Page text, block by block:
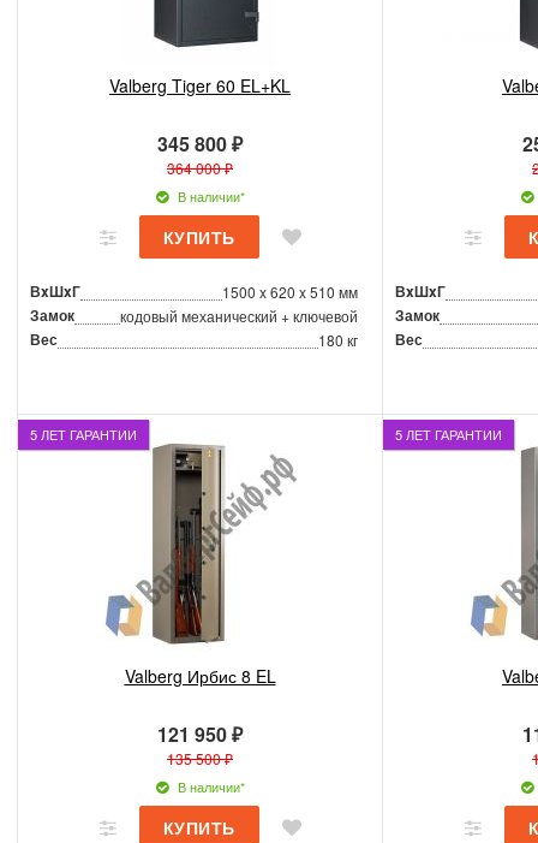
Valberg Tiger 60 EL+KL
345 800 ₽
364 000 ₽
В наличии*
ВxШxГ 1500 x 620 x 510 мм
Замок кодовый механический + ключевой
Вес 180 кг
ВxШxГ
Замок
Вес
5 ЛЕТ ГАРАНТИИ
Valberg Ирбис 8 EL
121 950 ₽
135 500 ₽
В наличии*
5 ЛЕТ ГАРАНТИИ